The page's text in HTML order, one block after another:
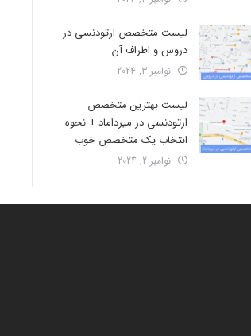
لیست متخصص ارتودنسی در
دروس و اطراف آن
نوامبر 3, 2024
لیست بهترین متخصص
ارتودنسی در میرداماد + نحوه
انتخاب یک متخصص خوب
نوامبر 2, 2024